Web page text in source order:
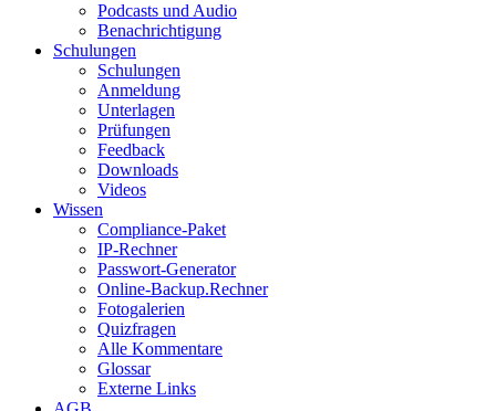
Podcasts und Audio
Benachrichtigung
Schulungen
Schulungen
Anmeldung
Unterlagen
Prüfungen
Feedback
Downloads
Videos
Wissen
Compliance-Paket
IP-Rechner
Passwort-Generator
Online-Backup.Rechner
Fotogalerien
Quizfragen
Alle Kommentare
Glossar
Externe Links